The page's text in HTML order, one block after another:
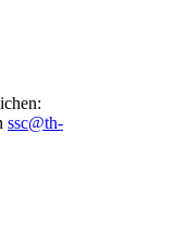
ssc@th-